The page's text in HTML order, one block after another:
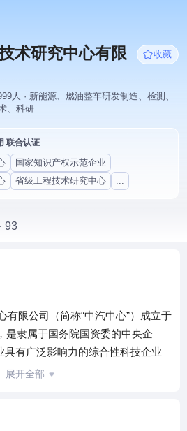
术研究中心有限
收藏
人 · 新能源、燃油整车研发制造、检测、
、科研
联合认证
国家知识产权示范企业
省级工程技术研究中心 ...
93
限公司（简称“中汽中心”）成立于
是隶属于国务院国资委的中央企
具有广泛影响力的综合性科技企业
国汽车产业发展和实现国有资产
展开全部